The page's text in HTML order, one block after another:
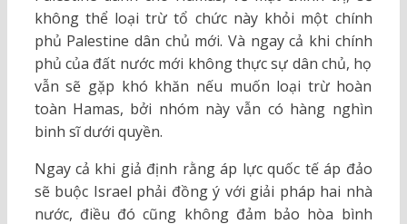
không thể loại trừ tổ chức này khỏi một chính
phủ Palestine dân chủ mới. Và ngay cả khi chính
phủ của đất nước mới không thực sự dân chủ, họ
vẫn sẽ gặp khó khăn nếu muốn loại trừ hoàn
toàn Hamas, bởi nhóm này vẫn có hàng nghìn
binh sĩ dưới quyền.
Ngay cả khi giả định rằng áp lực quốc tế áp đảo
sẽ buộc Israel phải đồng ý với giải pháp hai nhà
nước, điều đó cũng không đảm bảo hòa bình